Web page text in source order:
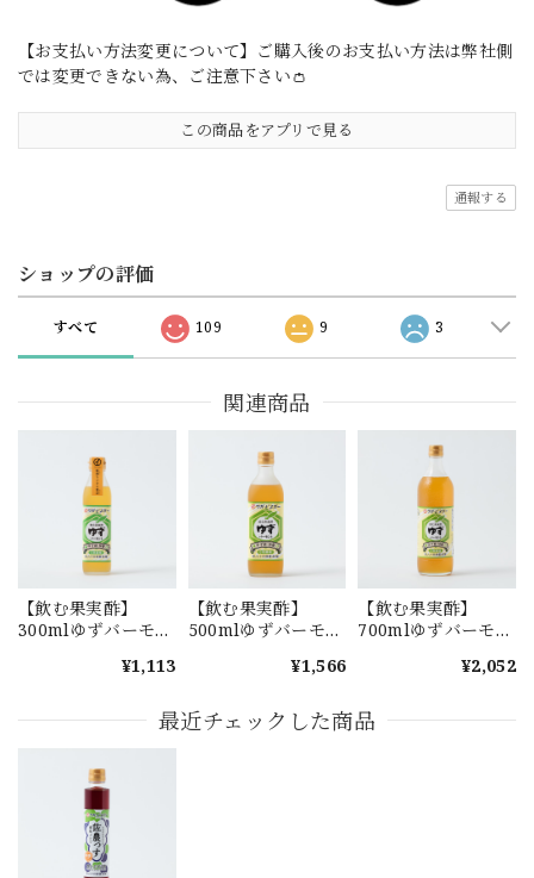
【お支払い方法変更について】ご購入後のお支払い方法は弊社側
では変更できない為、ご注意下さい👛
この商品をアプリで見る
通報する
ショップの評価
すべて 109 9 3
関連商品
【飲む果実酢】
300mlゆずバーモン
¥1,113
【飲む果実酢】
500mlゆずバーモン
¥1,566
【飲む果実酢】
700mlゆずバーモン
¥2,052
最近チェックした商品